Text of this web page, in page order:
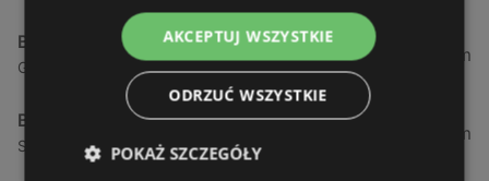
Biedronka
Gryfa Pomorskiego, 72-500 Międzyzdroje
12,39 km
Biedronka
Sienkiewicza 32, 72-510 Wolin
24,01 km
AKCEPTUJ WSZYSTKIE
ODRZUĆ WSZYSTKIE
POKAŻ SZCZEGÓŁY